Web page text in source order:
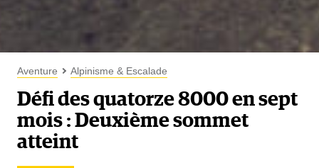
Aventure Alpinisme & Escalade
Défi des quatorze 8000 en sept
mois : Deuxième sommet
atteint